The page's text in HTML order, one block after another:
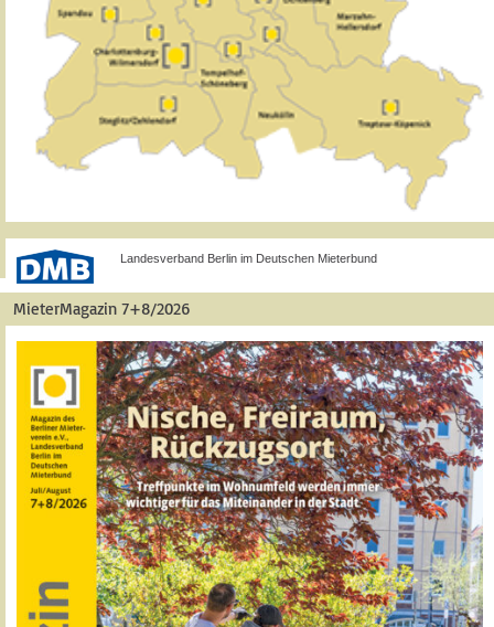
Landesverband Berlin im Deutschen Mieterbund
MieterMagazin 7+8/2026